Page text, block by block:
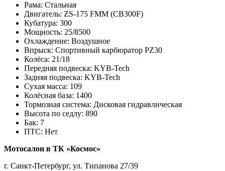
Рама: Стальная
Двигатель: ZS-175 FMM (CB300F)
Кубатура: 300
Мощность: 25/8500
Охлаждение: Воздушное
Впрыск: Спортивный карбюратор PZ30
Колёса: 21/18
Передняя подвеска: KYB-Tech
Задняя подвеска: KYB-Tech
Сухая масса: 109
Колёсная база: 1400
Тормозная система: Дисковая гидравлическая
Высота по седлу: 890
Бак: 7
ПТС: Нет
Мотосалон в ТК «Космос»
г. Санкт-Петербург, ул. Типанова 27/39